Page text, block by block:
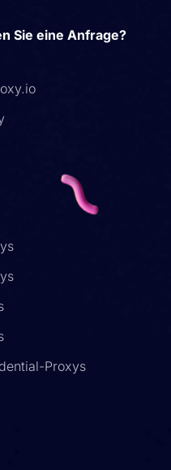
Sie eine Anfrage?
Proxys